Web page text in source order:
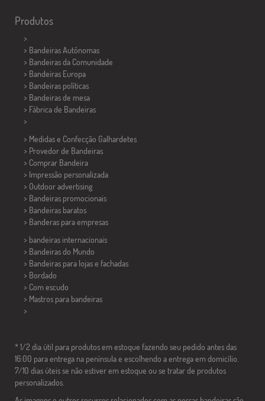
Produtos
>
> Bandeiras Autônomas
> Bandeiras da Comunidade
> Bandeiras Europa
> Bandeiras políticas
> Bandeiras de mesa
> Fábrica de Bandeiras
>
> Medidas e Confecção Galhardetes
> Provedor de Bandeiras
> Comprar Bandeira
> Impressão personalizada
> Outdoor advertising
> Bandeiras promocionais
> Bandeiras baratos
> Banderas para empresas
> bandeiras internacionais
> Bandeiras do Mundo
> Bandeiras para lojas e fachadas
> Bordado
> Com escudo
> Mastros para bandeiras
>
* 1/2 dia útil para produtos em estoque fazendo seu pedido antes das
16:00 para entrega na península e escolhendo a entrega em domicílio.
7/10 dias úteis se não estiver em estoque ou se tratar de produtos
personalizados.